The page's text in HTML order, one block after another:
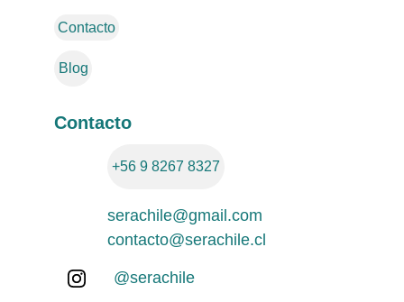
Contacto
serachile@gmail.com
contacto@serachile.cl
Contacto
Blog
@serachile
+56 9 8267 8327